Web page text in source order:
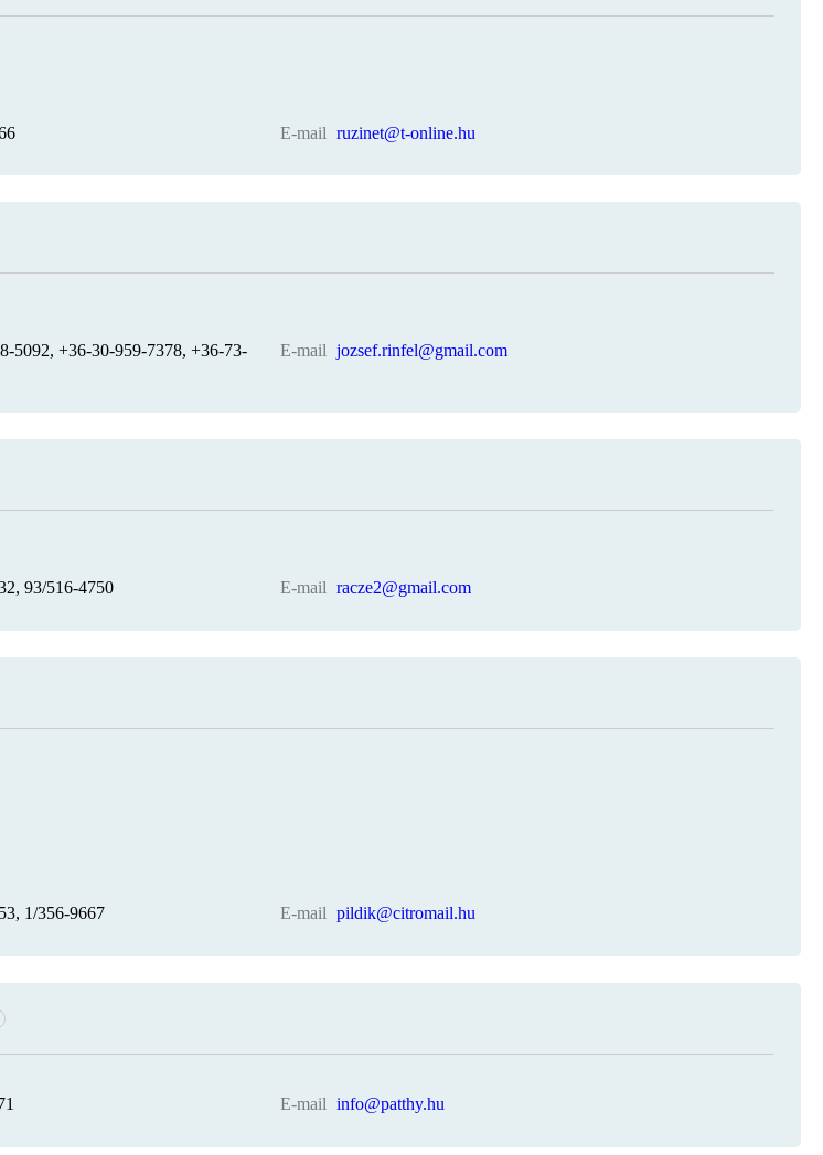
E-mail ruzinet@t-online.hu
5092, +36-30-959-7378, +36-73-
E-mail jozsef.rinfel@gmail.com
93/516-4750 E-mail racze2@gmail.com
1/356-9667 E-mail pildik@citromail.hu
E-mail info@patthy.hu